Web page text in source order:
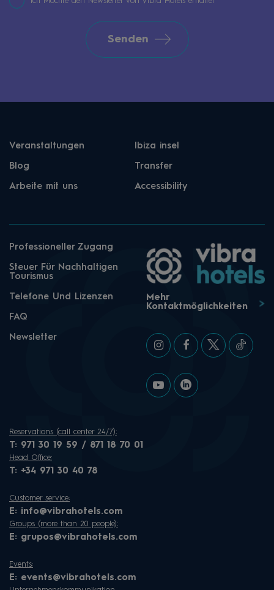
Senden
Veranstaltungen Ibiza insel
Blog Transfer
Arbeite mit uns Accessibility
Professioneller Zugang
Steuer Für Nachhaltigen
Tourismus
Telefone Und Lizenzen
FAQ
Newsletter
Mehr
Kontaktmöglichkeiten
Reservations (call center 24/7):
T: 971 30 19 59 / 871 18 70 01
Head Office:
T: +34 971 30 40 78
Customer service:
E: info@vibrahotels.com
Groups (more than 20 people):
E: grupos@vibrahotels.com
Events:
E: events@vibrahotels.com